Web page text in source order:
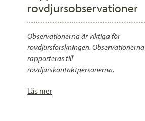
rovdjursobservationer
Observationerna är viktiga för
rovdjursforskningen. Observationerna
rapporteras till
rovdjurskontaktpersonerna.
Läs mer